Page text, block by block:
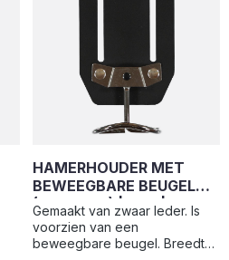
HAMERHOUDER MET
BEWEEGBARE BEUGEL
(9.5X16CM) | HHF | ELTEE
Gemaakt van zwaar leder. Is
voorzien van een
beweegbare beugel. Breedte: